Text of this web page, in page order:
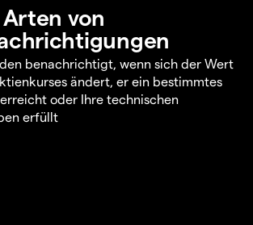
von
benachrichtigt, wenn sich der Wert
ändert, er ein bestimmtes
oder Ihre technischen
erfüllt